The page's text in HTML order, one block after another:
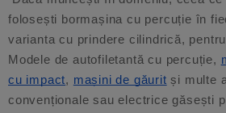
folosești bormașina cu percuție în
varianta cu prindere cilindrică,
Modele de autofiletantă cu percuție,
cu impact, mașini de găurit și multe
convenționale sau electrice găsești